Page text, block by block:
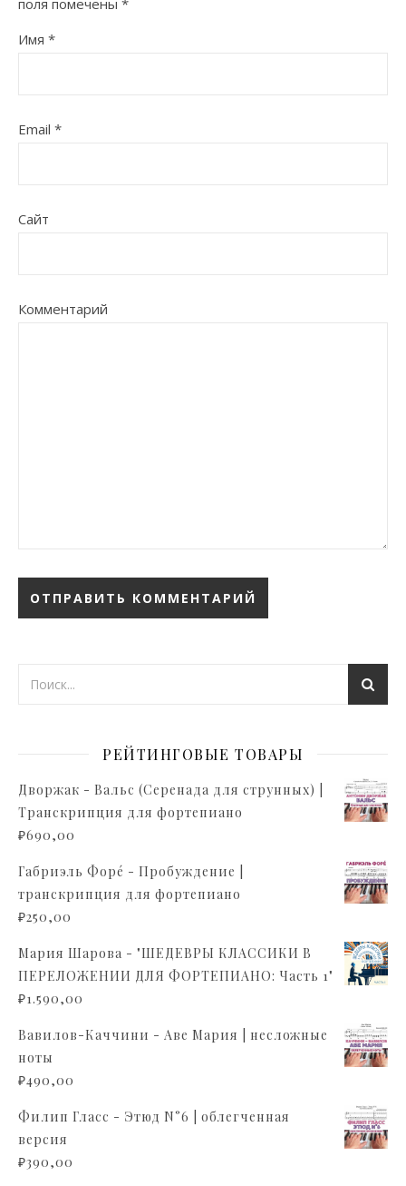
Имя *
Email *
Сайт
Комментарий
РЕЙТИНГОВЫЕ ТОВАРЫ
Дворжак - Вальс (Серенада для струнных) |
Транскрипция для фортепиано
₽690,00
Габриэль Форé - Пробуждение |
транскрипция для фортепиано
₽250,00
Мария Шарова - "ШЕДЕВРЫ КЛАССИКИ В
ПЕРЕЛОЖЕНИИ ДЛЯ ФОРТЕПИАНО: Часть 1"
₽1.590,00
Вавилов-Каччини - Аве Мария | несложные
ноты
₽490,00
Филип Гласс - Этюд N°6 | облегченная
версия
₽390,00